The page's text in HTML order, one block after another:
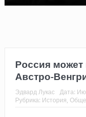
Россия может
Австро-
Эдвард Лукас Дата:
Рубрика: История